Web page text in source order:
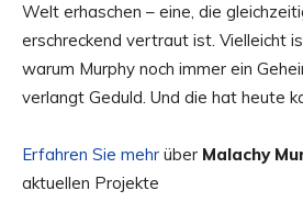
Welt erhaschen – eine, die
erschreckend vertraut ist. Vielleicht
warum Murphy noch immer ein
verlangt Geduld. Und die hat heute
Erfahren Sie mehr über Malachy
aktuellen Projekte